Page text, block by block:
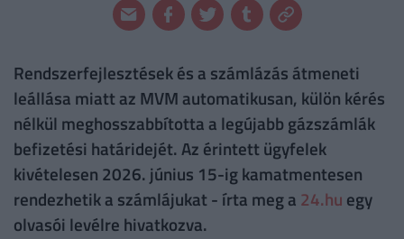
Rendszerfejlesztések és a számlázás átmeneti
leállása miatt az MVM automatikusan, külön kérés
nélkül meghosszabbította a legújabb gázszámlák
befizetési határidejét. Az érintett ügyfelek
kivételesen 2026. június 15-ig kamatmentesen
rendezhetik a számlájukat - írta meg a 24.hu egy
olvasói levélre hivatkozva.